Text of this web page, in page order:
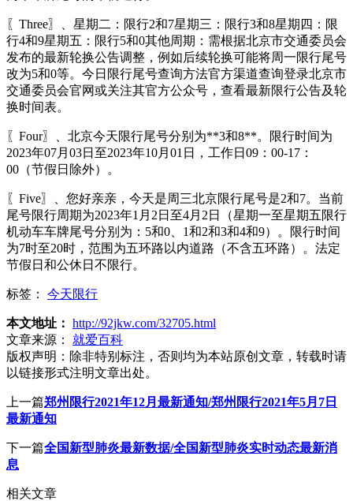
〖Three〗、星期二：限行2和7星期三：限行3和8星期四：限
行4和9星期五：限行5和0其他周期：需根据北京市交通委员会
发布的最新轮换公告调整，例如后续轮换可能将周一限行尾号
改为5和0等。今日限行尾号查询方法官方渠道查询登录北京市
交通委员会官网或关注其官方公众号，查看最新限行公告及轮
换时间表。
〖Four〗、北京今天限行尾号分别为**3和8**。限行时间为
2023年07月03日至2023年10月01日，工作日09：00-17：
00（节假日除外）。
〖Five〗、您好亲亲，今天是周三北京限行尾号是2和7。当前
尾号限行周期为2023年1月2日至4月2日（星期一至星期五限行
机动车车牌尾号分别为：5和0、1和2和3和4和9）。限行时间
为7时至20时，范围为五环路以内道路（不含五环路）。法定
节假日和公休日不限行。
标签： 今天限行
本文地址： http://92jkw.com/32705.html
文章来源：
就爱百科
版权声明： 除非特别标注，否则均为本站原创文章，转载时请
以链接形式注明文章出处。
上一篇郑州限行2021年12月最新通知/郑州限行2021年5月7日
最新通知
下一篇全国新型肺炎最新数据/全国新型肺炎实时动态最新消
息
相关文章